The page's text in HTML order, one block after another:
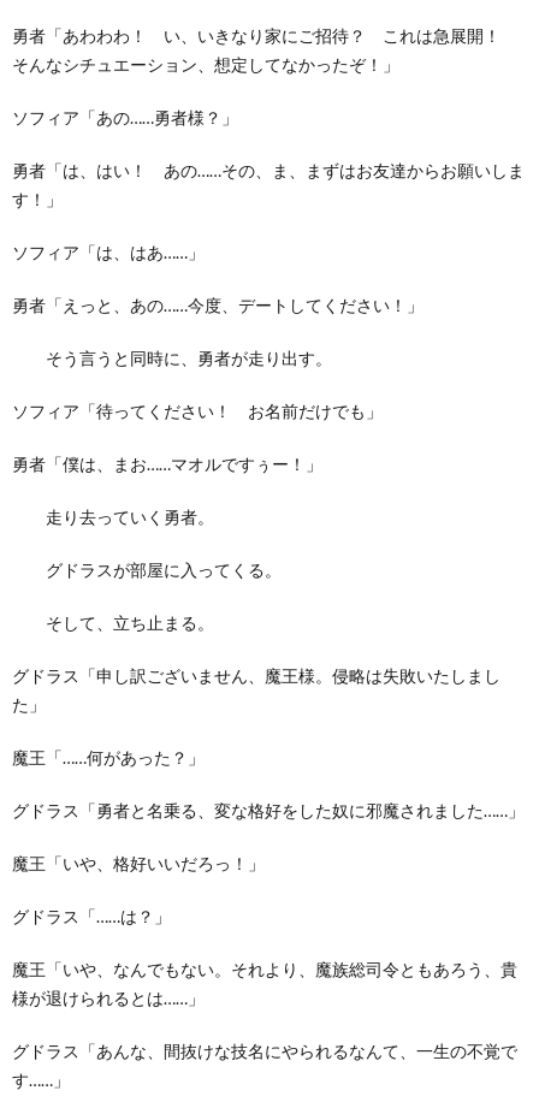
勇者「あわわわ！ い、いきなり家にご招待？ これは急展開！
そんなシチュエーション、想定してなかったぞ！」
ソフィア「あの……勇者様？」
勇者「は、はい！ あの……その、ま、まずはお友達からお願いしま
す！」
ソフィア「は、はあ……」
勇者「えっと、あの……今度、デートしてください！」
そう言うと同時に、勇者が走り出す。
ソフィア「待ってください！ お名前だけでも」
勇者「僕は、まお……マオルですぅー！」
走り去っていく勇者。
グドラスが部屋に入ってくる。
そして、立ち止まる。
グドラス「申し訳ございません、魔王様。侵略は失敗いたしまし
た」
魔王「……何があった？」
グドラス「勇者と名乗る、変な格好をした奴に邪魔されました……」
魔王「いや、格好いいだろっ！」
グドラス「……は？」
魔王「いや、なんでもない。それより、魔族総司令ともあろう、貴
様が退けられるとは……」
グドラス「あんな、間抜けな技名にやられるなんて、一生の不覚で
す……」